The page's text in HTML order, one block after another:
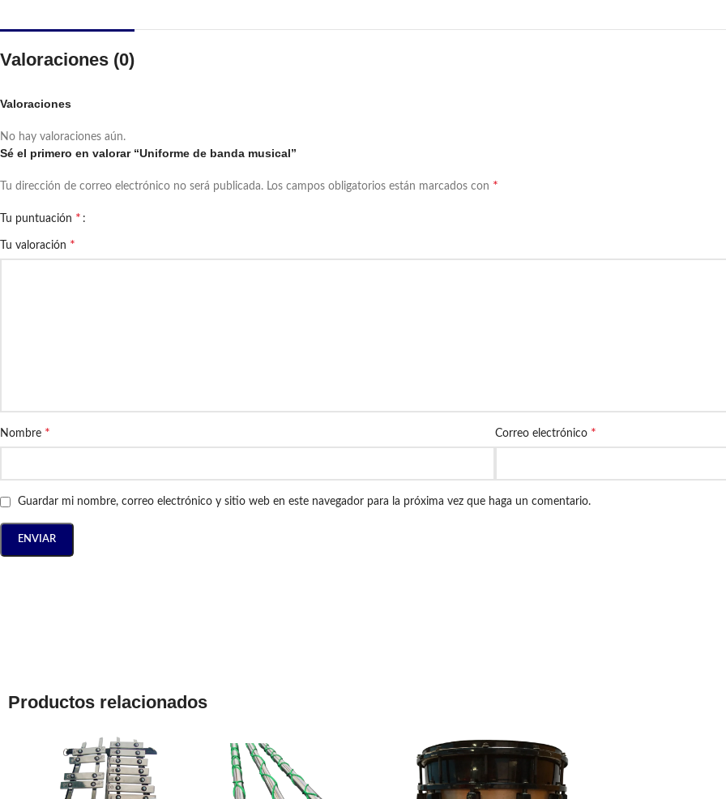
Valoraciones (0)
Valoraciones
No hay valoraciones aún.
Sé el primero en valorar “Uniforme de banda musical”
Tu dirección de correo electrónico no será publicada. Los campos obligatorios están marcados con *
Tu puntuación *
Tu valoración *
Nombre * Correo electrónico *
Guardar mi nombre, correo electrónico y sitio web en este navegador para la próxima vez que haga un comentario.
Productos relacionados